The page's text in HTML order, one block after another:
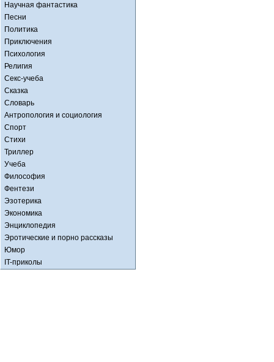
Научная фантастика
Песни
Политика
Приключения
Психология
Религия
Секс-учеба
Сказка
Словарь
Антропология и социология
Спорт
Стихи
Триллер
Учеба
Философия
Фентези
Эзотерика
Экономика
Энциклопедия
Эротические и порно рассказы
Юмор
IT-приколы